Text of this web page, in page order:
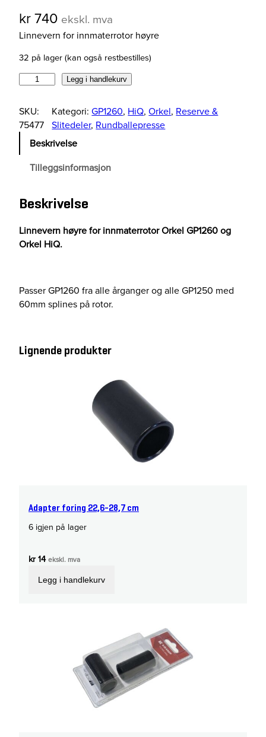
kr740 ekskl. mva
Linnevern for innmaterrotor høyre
32 på lager (kan også restbestilles)
n
n
e
H
H
i
G
p
1
0
Legg i handlekurv
SKU:
75477
Kategori:GP1260, HiQ, Orkel, Reserve &
Slitedeler, Rundballepresse
Beskrivelse
Tilleggsinformasjon
Beskrivelse
Linnevern høyre for innmaterrotor Orkel GP1260 og
Orkel HiQ.
Passer GP1260 fra alle årganger og alle GP1250 med
60mm splines på rotor.
Lignende produkter
Adapter foring 22,6-28,7 cm
6 igjen på lager
kr14 ekskl. mva
Legg i handlekurv